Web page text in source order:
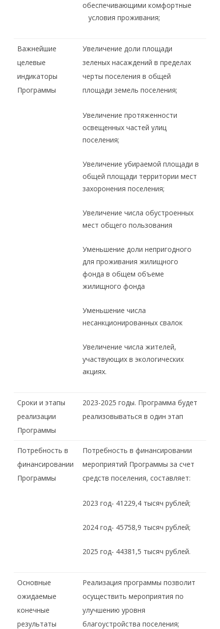
обеспечивающими комфортные
условия проживания;
Важнейшие
целевые
индикаторы
Программы
Увеличение доли площади
зеленых насаждений в пределах
черты поселения в общей
площади земель поселения;
Увеличение протяженности
освещенных частей улиц
поселения;
Увеличение убираемой площади в
общей площади территории мест
захоронения поселения;
Увеличение числа обустроенных
мест общего пользования
Уменьшение доли непригодного
для проживания жилищного
фонда в общем объеме
жилищного фонда
Уменьшение числа
несанкционированных свалок
Увеличение числа жителей,
участвующих в экологических
акциях.
Сроки и этапы
реализации
Программы
2023-2025 годы. Программа будет
реализовываться в один этап
Потребность в
финансировании
Программы
Потребность в финансировании
мероприятий Программы за счет
средств поселения, составляет:
2023 год- 41229,4 тысяч рублей;
2024 год- 45758,9 тысяч рублей;
2025 год- 44381,5 тысяч рублей.
Основные
ожидаемые
конечные
результаты
Реализация программы позволит
осуществить мероприятия по
улучшению уровня
благоустройства поселения;